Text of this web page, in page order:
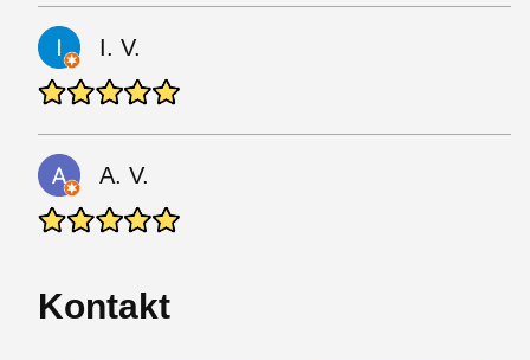
I. V.
A. V.
Kontakt